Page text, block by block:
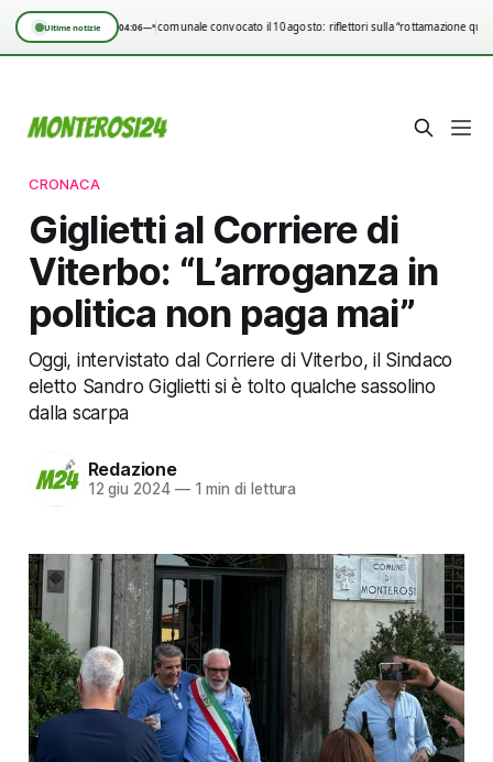
Ultime notizie 04:06—°
Consiglio comunale convocato il 10 agosto: riflettori sulla “rottamazione
CRONACA
Giglietti al Corriere di
Viterbo: “L’arroganza in
politica non paga mai”
Oggi, intervistato dal Corriere di Viterbo, il Sindaco
eletto Sandro Giglietti si è tolto qualche sassolino
dalla scarpa
Redazione
12 giu 2024 —1 min di lettura